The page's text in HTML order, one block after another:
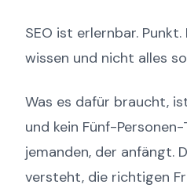
SEO ist erlernbar.
wissen und nicht alles
Was es dafür braucht,
und kein Fünf-
jemanden, der anfängt.
versteht, die richtigen